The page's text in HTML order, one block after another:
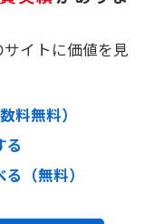
イトに価値を見
料無料）
る
（無料）